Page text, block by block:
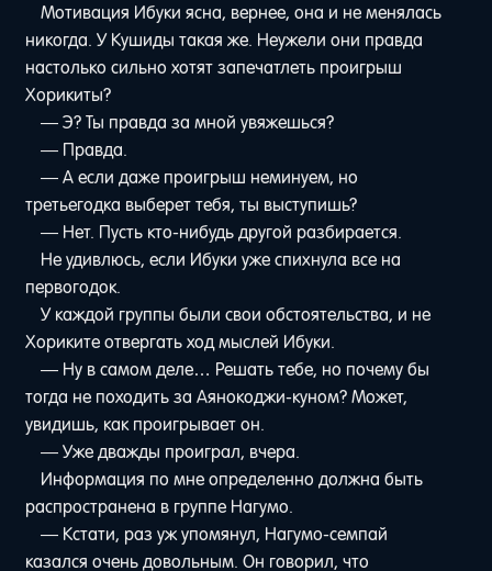
Мотивация Ибуки ясна, вернее, она и не менялась
никогда. У Кушиды такая же. Неужели они правда
настолько сильно хотят запечатлеть проигрыш
Хорикиты?
— Э? Ты правда за мной увяжешься?
— Правда.
— А если даже проигрыш неминуем, но
третьегодка выберет тебя, ты выступишь?
— Нет. Пусть кто-нибудь другой разбирается.
Не удивлюсь, если Ибуки уже спихнула все на
первогодок.
У каждой группы были свои обстоятельства, и не
Хориките отвергать ход мыслей Ибуки.
— Ну в самом деле… Решать тебе, но почему бы
тогда не походить за Аянокоджи-куном? Может,
увидишь, как проигрывает он.
— Уже дважды проиграл, вчера.
Информация по мне определенно должна быть
распространена в группе Нагумо.
— Кстати, раз уж упомянул, Нагумо-семпай
казался очень довольным. Он говорил, что